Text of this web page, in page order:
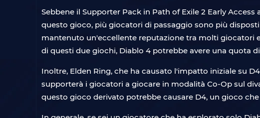
Sebbene il Supporter Pack in Path of Exile 2 Early
questo gioco, più giocatori di passaggio sono più
mantenuto un'eccellente reputazione tra molti giocatori
di questi due giochi, Diablo 4 potrebbe avere una quota
Inoltre, Elden Ring, che ha causato l'impatto iniziale su
supporterà i giocatori a giocare in modalità Co-Op sul
questo gioco derivato potrebbe causare D4, un gioco